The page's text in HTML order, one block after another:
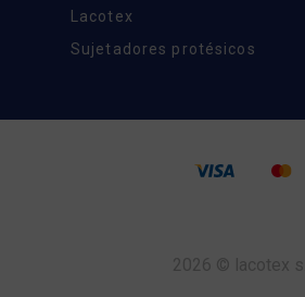
Lacotex
Sujetadores protésicos